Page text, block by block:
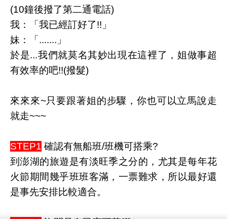
(10鐘後撥了第二通電話)
我：「我已經訂好了!!」
妹：「.......」
於是...我們就莫名其妙出現在這裡了，姐做事超
有效率的吧!!(撥髮)
來來來~只要跟著姐的步驟，你也可以立馬說走
就走~~~
STEP1 確認有無船班/班機可搭乘?
到澎湖的旅遊是有淡旺季之分的，尤其是每年花
火節期間幾乎班班客滿，一票難求，所以最好還
是事先安排比較適合。